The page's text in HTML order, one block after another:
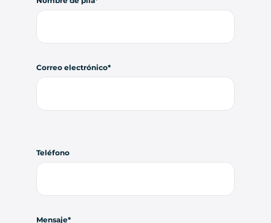
Correo electrónico
Teléfono
Mensaje